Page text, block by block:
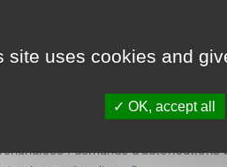
site uses cookies and
OK, accept all
bilatérale,
dans l'espace économique
dans l'espace économique
: demande d’autorisations